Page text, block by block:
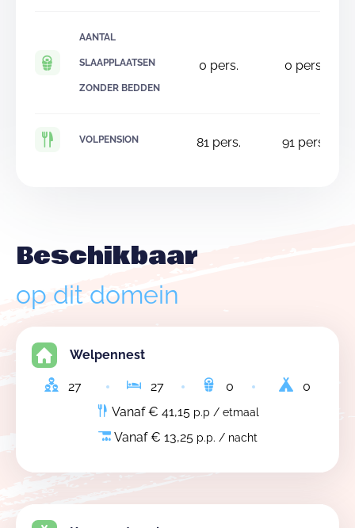
AANTAL
SLAAPPLAATSEN
ZONDER BEDDEN
0 pers. 0 pers.
VOLPENSION 81pers. 91 pers.
Beschikbaar
op dit domein
Welpennest
27 27 0
0
Vanaf € 41,15 p.p / etmaal
Vanaf € 13,25 p.p. / nacht